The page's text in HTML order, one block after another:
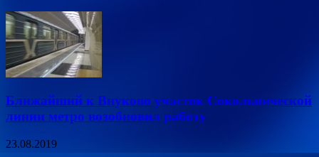
Ближайший к Внуково участок Сокольнической
линии метро возобновил работу
23.08.2019